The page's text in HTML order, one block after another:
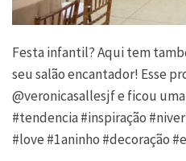
Festa infantil? Aqui tem
seu salão encantador! Esse
@veronicasallesjf e ficou
#tendencia #inspiração
#love #1aninho #decoração